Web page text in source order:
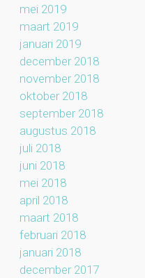
mei 2019
maart 2019
januari 2019
december 2018
november 2018
oktober 2018
september 2018
augustus 2018
juli 2018
juni 2018
mei 2018
april 2018
maart 2018
februari 2018
januari 2018
december 2017